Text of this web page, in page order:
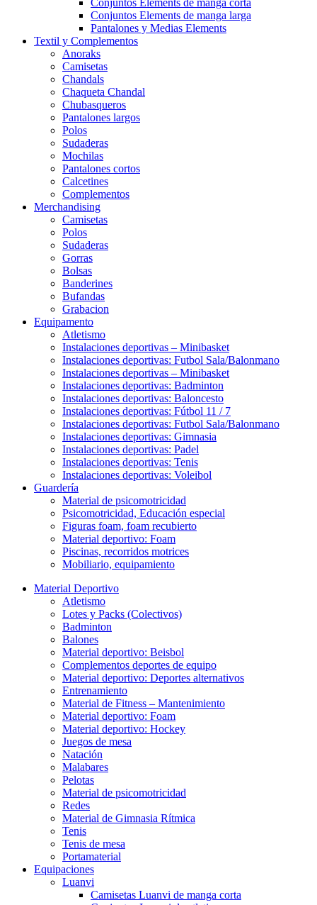
Conjuntos Elements de manga corta
Conjuntos Elements de manga larga
Pantalones y Medias Elements
Textil y Complementos
Anoraks
Camisetas
Chandals
Chaqueta Chandal
Chubasqueros
Pantalones largos
Polos
Sudaderas
Mochilas
Pantalones cortos
Calcetines
Complementos
Merchandising
Camisetas
Polos
Sudaderas
Gorras
Bolsas
Banderines
Bufandas
Grabacion
Equipamento
Atletismo
Instalaciones deportivas – Minibasket
Instalaciones deportivas: Futbol Sala/Balonmano
Instalaciones deportivas – Minibasket
Instalaciones deportivas: Badminton
Instalaciones deportivas: Baloncesto
Instalaciones deportivas: Fútbol 11 / 7
Instalaciones deportivas: Futbol Sala/Balonmano
Instalaciones deportivas: Gimnasia
Instalaciones deportivas: Padel
Instalaciones deportivas: Tenis
Instalaciones deportivas: Voleibol
Guardería
Material de psicomotricidad
Psicomotricidad, Educación especial
Figuras foam, foam recubierto
Material deportivo: Foam
Piscinas, recorridos motrices
Mobiliario, equipamiento
Material Deportivo
Atletismo
Lotes y Packs (Colectivos)
Badminton
Balones
Material deportivo: Beisbol
Complementos deportes de equipo
Material deportivo: Deportes alternativos
Entrenamiento
Material de Fitness – Mantenimiento
Material deportivo: Foam
Material deportivo: Hockey
Juegos de mesa
Natación
Malabares
Pelotas
Material de psicomotricidad
Redes
Material de Gimnasia Rítmica
Tenis
Tenis de mesa
Portamaterial
Equipaciones
Luanvi
Camisetas Luanvi de manga corta